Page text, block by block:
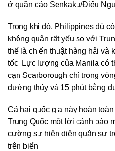
ở quần đảo Senkaku/Điếu
Trong khi đó, Philippines dù
không quân rất yếu so với
thế là chiến thuật hàng hải và
tốc. Lực lượng của Manila có
cạn Scarborough chỉ trong
đường thủy và 15 phút bằng
Cả hai quốc gia này hoàn
Trung Quốc một lời cảnh báo
cường sự hiện diện quân sự
trên biển